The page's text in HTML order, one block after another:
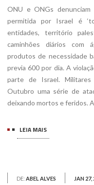
ONU e ONGs denunciam
permitida por Israel é
entidades, território
caminhões diários com
produtos de necessidade
previa 600 por dia. A
parte de Israel.
Outubro uma série de
deixando mortos e feridos.
LEIA MAIS
DE: ABEL ALVES JAN 27,